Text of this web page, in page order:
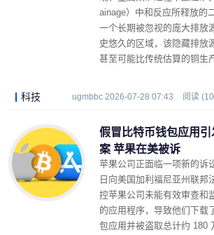
ainage）中和反应所释放的
一个长期被忽视的庞大排放
史悠久的区域，该隐藏排放
甚至可能比传统估算的铜生
科技 ugmbbc 2026-07-28 07:43 阅读
假冒比特币钱包应用
案 苹果在美被诉
苹果公司正面临一项新的诉
日向美国加利福尼亚州联邦
控苹果公司未能有效审查和
的应用程序，导致他们下载
包应用并被盗取总计约 180